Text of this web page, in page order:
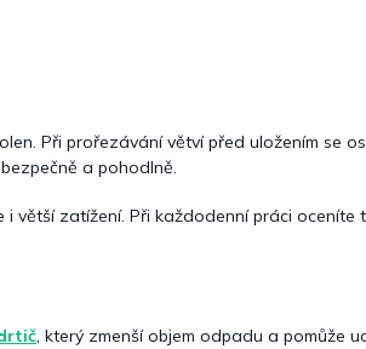
Při prořezávání větví před uložením se
a pohodlně.
i větší zatížení. Při každodenní práci oceníte
, který zmenší objem odpadu a pomůže